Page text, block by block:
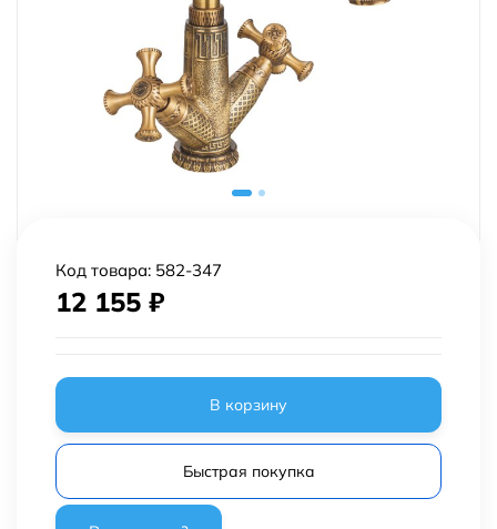
Код товара: 582-347
12 155 ₽
В корзину
Быстрая покупка